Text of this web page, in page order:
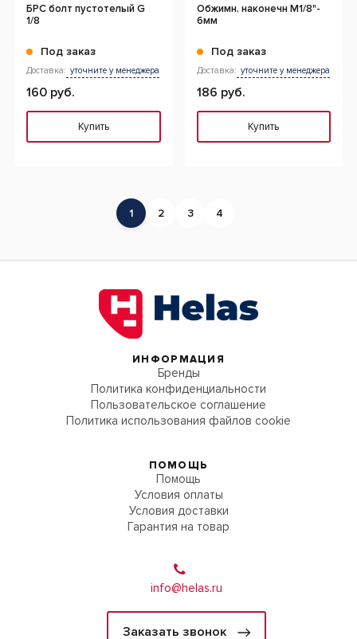
БРС болт пустотелый G
1/8
Под заказ
Доставка: уточните у менеджера
160 руб.
Купить
Обжимн. наконечн M1/8"-
6мм
Под заказ
Доставка: уточните у менеджера
186 руб.
Купить
1 2 3 4
ИНФОРМАЦИЯ
Бренды
Политика конфиденциальности
Пользовательское соглашение
Политика использования файлов cookie
ПОМОЩЬ
Помощь
Условия оплаты
Условия доставки
Гарантия на товар
info@helas.ru
Заказать звонок